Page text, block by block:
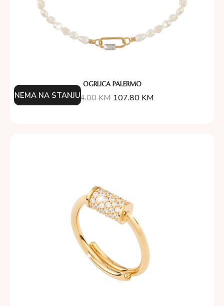
OGRLICA PALERMO
174.00KM 107.80 KM
NEMA NA STANJU